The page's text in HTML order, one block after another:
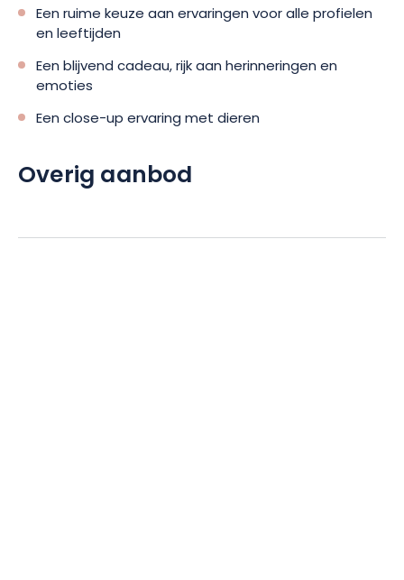
Een ruime keuze aan ervaringen voor alle profielen
en leeftijden
Een blijvend cadeau, rijk aan herinneringen en
emoties
Een close-up ervaring met dieren
Overig aanbod